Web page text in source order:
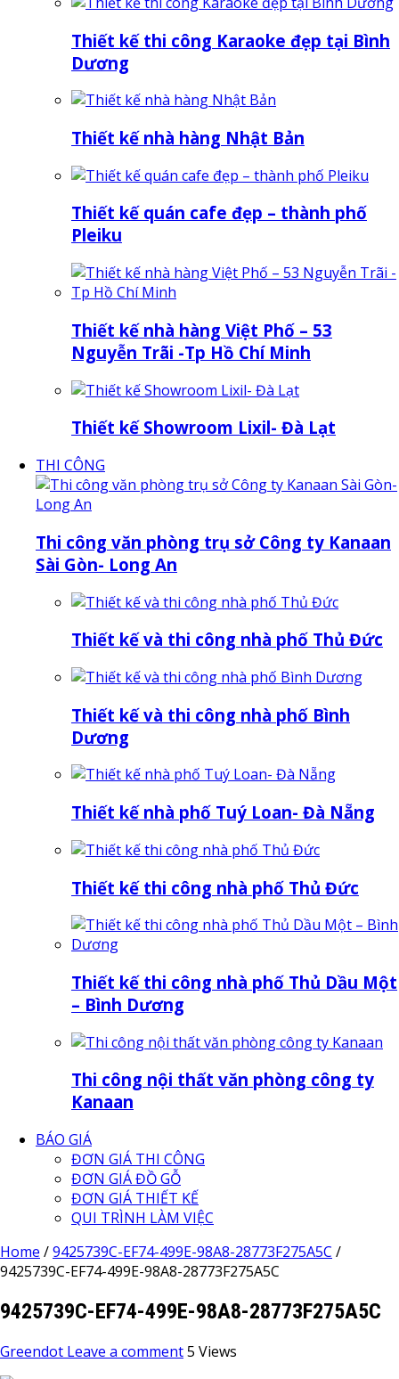
Thiết kế thi công Karaoke đẹp tại Bình
Dương
Thiết kế nhà hàng Nhật Bản
Thiết kế quán cafe đẹp – thành phố
Pleiku
Thiết kế nhà hàng Việt Phố – 53
Nguyễn Trãi -Tp Hồ Chí Minh
Thiết kế Showroom Lixil- Đà Lạt
THI CÔNG
Thi công văn phòng trụ sở Công ty Kanaan
Sài Gòn- Long An
Thiết kế và thi công nhà phố Thủ Đức
Thiết kế và thi công nhà phố Bình
Dương
Thiết kế nhà phố Tuý Loan- Đà Nẵng
Thiết kế thi công nhà phố Thủ Đức
Thiết kế thi công nhà phố Thủ Dầu Một
– Bình Dương
Thi công nội thất văn phòng công ty
Kanaan
BÁO GIÁ
ĐƠN GIÁ THI CÔNG
ĐƠN GIÁ ĐỒ GỖ
ĐƠN GIÁ THIẾT KẾ
QUI TRÌNH LÀM VIỆC
Home /9425739C-EF74-499E-98A8-28773F275A5C /
9425739C-EF74-499E-98A8-28773F275A5C
9425739C-EF74-499E-98A8-28773F275A5C
Greendot Leave a comment5 Views